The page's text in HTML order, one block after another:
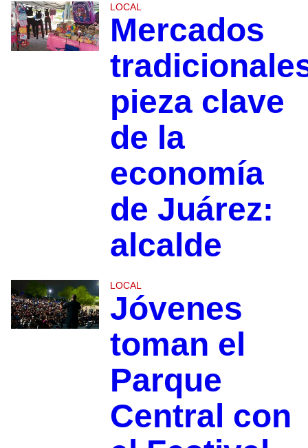
LOCAL
Mercados
pieza clave
de la
economía
de Juárez:
alcalde
LOCAL
Jóvenes
toman el
Parque
Central con